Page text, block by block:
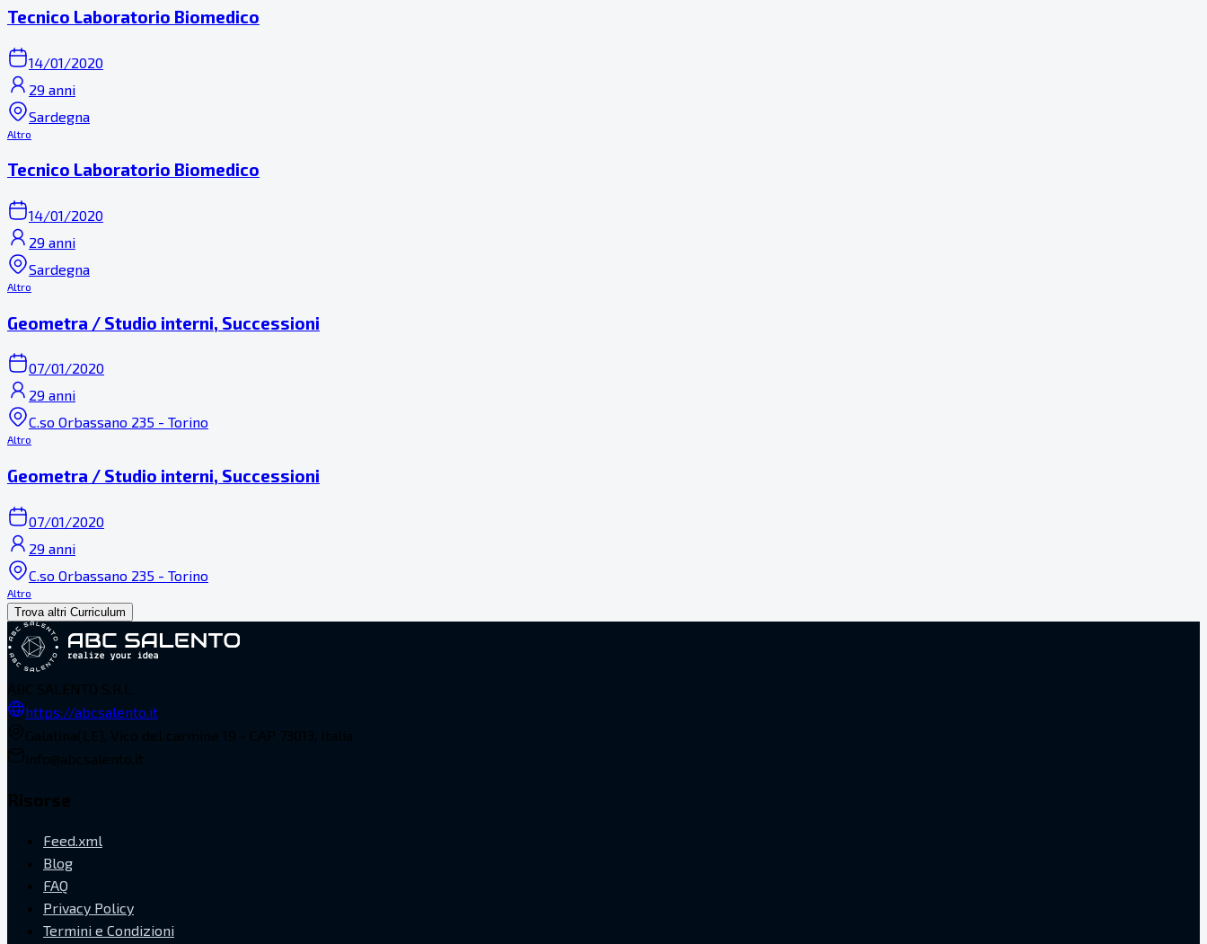
Tecnico Laboratorio Biomedico
14/01/2020
29 anni
Sardegna
Altro
Tecnico Laboratorio Biomedico
14/01/2020
29 anni
Sardegna
Altro
Geometra / Studio interni, Successioni
07/01/2020
29 anni
C.so Orbassano 235 - Torino
Altro
Geometra / Studio interni, Successioni
07/01/2020
29 anni
C.so Orbassano 235 - Torino
Altro
Trova altri Curriculum
https://abcsalento.it
Feed.xml
Blog
FAQ
Privacy Policy
Termini e Condizioni